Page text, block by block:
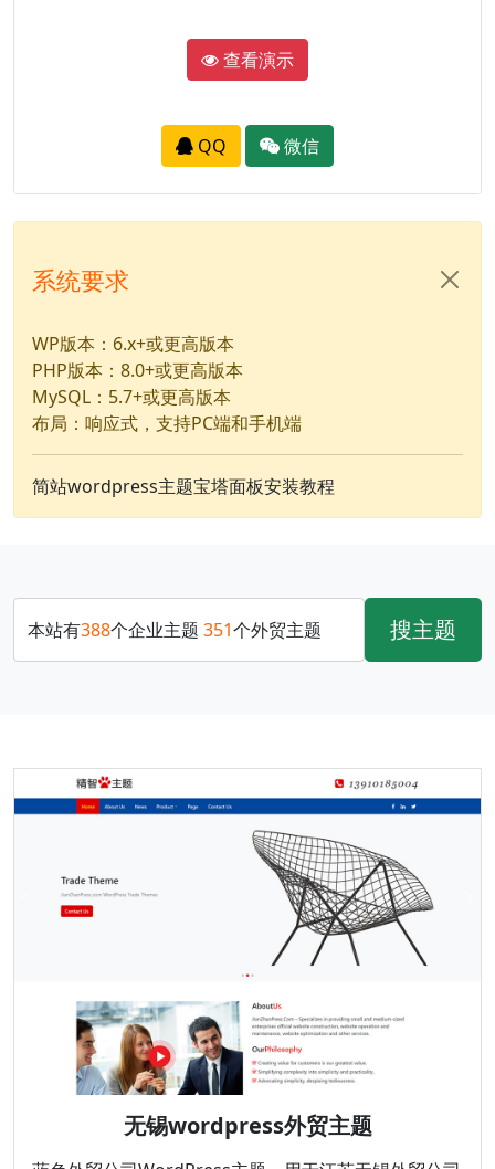
查看演示
QQ 微信
系统要求
WP版本：6.x+或更高版本
PHP版本：8.0+或更高版本
MySQL：5.7+或更高版本
布局：响应式，支持PC端和手机端
简站wordpress主题宝塔面板安装教程
本站有388个企业主题 351个外贸主题 搜主题
无锡wordpress外贸主题